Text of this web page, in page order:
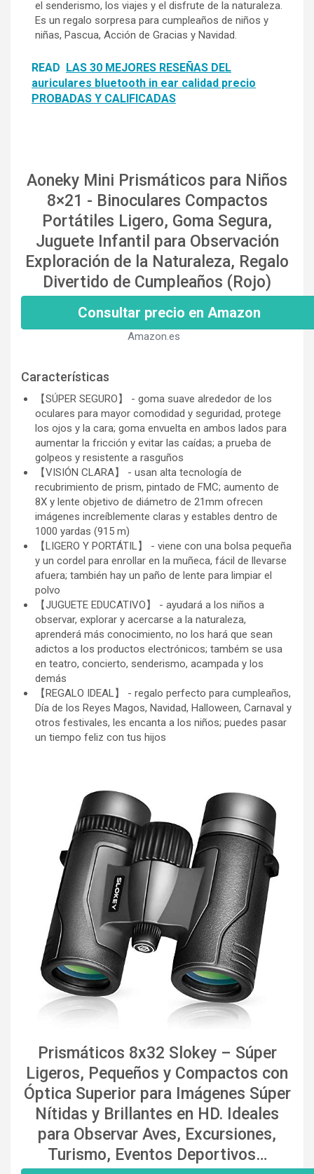
el senderismo, los viajes y el disfrute de la naturaleza.
Es un regalo sorpresa para cumpleaños de niños y
niñas, Pascua, Acción de Gracias y Navidad.
READ
LAS 30 MEJORES RESEÑAS DEL
auriculares bluetooth in ear calidad precio
PROBADAS Y CALIFICADAS
Aoneky Mini Prismáticos para Niños
8×21 - Binoculares Compactos
Portátiles Ligero, Goma Segura,
Juguete Infantil para Observación
Exploración de la Naturaleza, Regalo
Divertido de Cumpleaños (Rojo)
Consultar precio en Amazon
Amazon.es
Características
【SÚPER SEGURO】 - goma suave alrededor de los
oculares para mayor comodidad y seguridad, protege
los ojos y la cara; goma envuelta en ambos lados para
aumentar la fricción y evitar las caídas; a prueba de
golpeos y resistente a rasguños
【VISIÓN CLARA】 - usan alta tecnología de
recubrimiento de prism, pintado de FMC; aumento de
8X y lente objetivo de diámetro de 21mm ofrecen
imágenes increíblemente claras y estables dentro de
1000 yardas (915 m)
【LIGERO Y PORTÁTIL】 - viene con una bolsa pequeña
y un cordel para enrollar en la muñeca, fácil de llevarse
afuera; también hay un paño de lente para limpiar el
polvo
【JUGUETE EDUCATIVO】 - ayudará a los niños a
observar, explorar y acercarse a la naturaleza,
aprenderá más conocimiento, no los hará que sean
adictos a los productos electrónicos; também se usa
en teatro, concierto, senderismo, acampada y los
demás
【REGALO IDEAL】 - regalo perfecto para cumpleaños,
Día de los Reyes Magos, Navidad, Halloween, Carnaval y
otros festivales, les encanta a los niños; puedes pasar
un tiempo feliz con tus hijos
Prismáticos 8x32 Slokey – Súper
Ligeros, Pequeños y Compactos con
Óptica Superior para Imágenes Súper
Nítidas y Brillantes en HD. Ideales
para Observar Aves, Excursiones,
Turismo, Eventos Deportivos…